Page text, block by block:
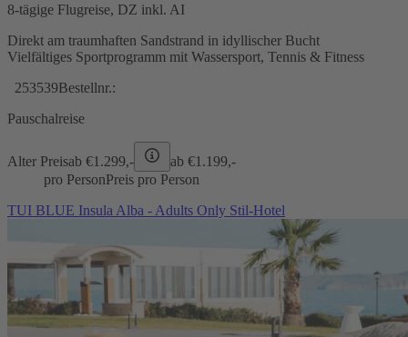
8-tägige Flugreise, DZ inkl. AI
Direkt am traumhaften Sandstrand in idyllischer Bucht
Vielfältiges Sportprogramm mit Wassersport, Tennis & Fitness
253539Bestellnr.:
Pauschalreise
Alter Preisab €1.299,- ab €1.199,-
pro PersonPreis pro Person
TUI BLUE Insula Alba - Adults Only Stil-Hotel